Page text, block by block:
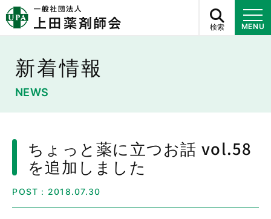
検索 MENU
新着情報
NEWS
ちょっと薬に立つお話 vol.58
を追加しました
POST：2018.07.30